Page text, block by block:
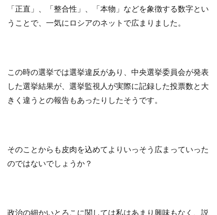
「正直」、「整合性」、「本物」などを象徴する数字とい
うことで、一気にロシアのネットで広まりました。
この時の選挙では選挙違反があり、中央選挙委員会が発表
した選挙結果が、選挙監視人が実際に記録した投票数と大
きく違うとの報告もあったりしたそうです。
そのことからも皮肉を込めてよりいっそう広まっていった
のではないでしょうか？
政治の細かいとろこに関しては私はあまり興味もなく、説